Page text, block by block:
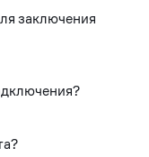
заключения